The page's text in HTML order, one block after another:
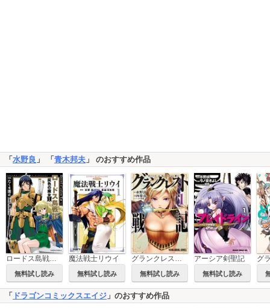
「 水野良 」 「 青木邦夫 」 のおすすめ作品
ロードス島戦記 灰色の魔女
無料試し読み
魔法戦士リウイ
無料試し読み
グランクレスト戦記
無料試し読み
アーシア剣聖記
無料試し読み
「 ドラゴンコミックスエイジ 」のおすすめ作品